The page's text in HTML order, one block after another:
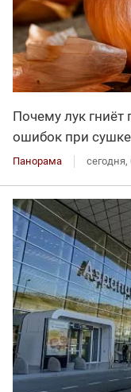
Почему лук гниёт
ошибок при
Панорама сегодня,